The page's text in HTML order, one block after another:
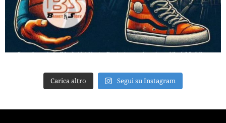
Carica altro Segui su Instagram